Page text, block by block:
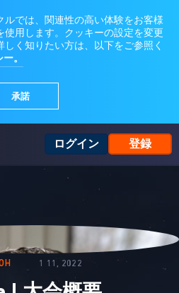
ログイン 登録
1 11, 2022